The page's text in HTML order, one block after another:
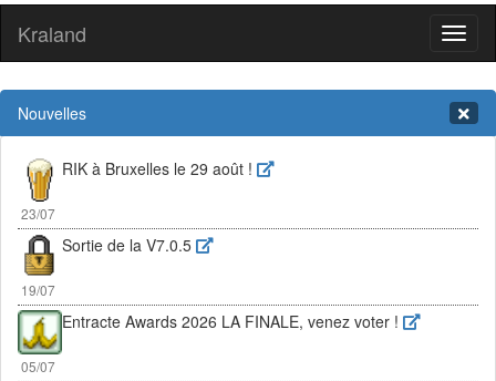
Kraland
Nouvelles
23/07
RIK à Bruxelles le 29 août !
19/07
Sortie de la V7.0.5
05/07
Entracte Awards 2026 LA FINALE, venez voter !